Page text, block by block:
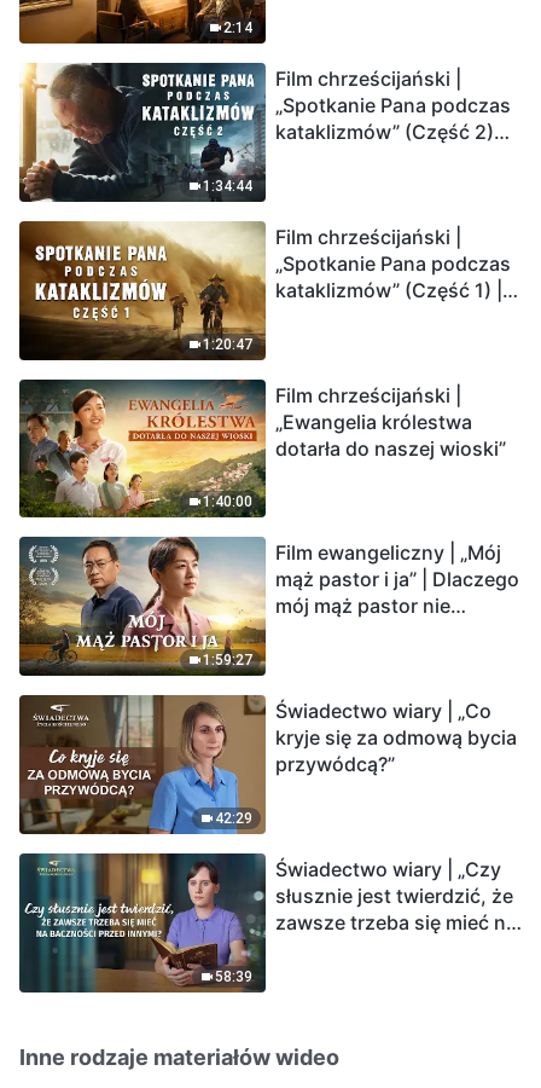
2:14
1:34:44
Film chrześcijański |
„Spotkanie Pana podczas
kataklizmów” (Część 2)
Ludzkość weszła w
odliczanie. Czy znalazłeś
już drogę ocalenia?
1:20:47
Film chrześcijański |
„Spotkanie Pana podczas
kataklizmów” (Część 1) |
1:40:00
Film chrześcijański |
„Ewangelia królestwa
dotarła do naszej wioski”
1:59:27
Film ewangeliczny | „Mój
mąż pastor i ja” | Dlaczego
mój mąż pastor nie
42:29
Świadectwo wiary | „Co
kryje się za odmową bycia
przywódcą?”
58:39
Świadectwo wiary | „Czy
słusznie jest twierdzić, że
zawsze trzeba się mieć na
Inne rodzaje materiałów wideo